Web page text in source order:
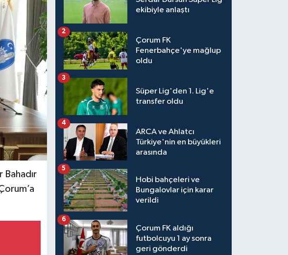
ekibiyle anlaştı
Çorum FK
Fenerbahçe'ye mağlup
oldu
2
Süper Lig'den 1. Lig'e
transfer oldu
3
ARCA ve Ahlatcı
Türkiye'nin en büyükleri
arasında
4
Hobi bahçeleri ve
Bungalovlar için karar
verildi
5
Çorum FK aldığı
futbolcuyu 1 ay sonra
geri gönderdi
6